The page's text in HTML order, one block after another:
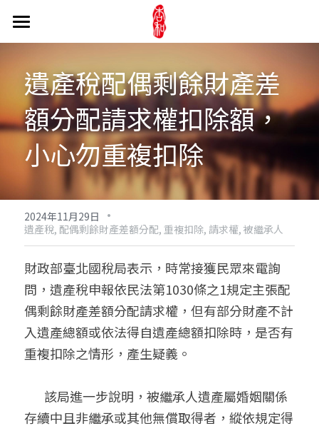
關於事務所
陳文炯會計師
事務所介紹
媒體與文章
我們的實績
交通超方便
杏和吃喝玩樂
訊息公告
最新消息
產學合作
新書介紹
網路相簿
醫療法人
醫療財團法人
醫療社團法人
醫療機構
長照法人
長照相關新聞
產業趨勢
長照相關法條
家族財產信託
公益信託
股權信託
不動產信託
家族財產信託
信託與遺贈稅
公益活動
財團法人看見.齊柏林基金會
臺灣腸癌病友協會
專業服務
公司法
證券交易法
新公司設立
新創公司
線上諮詢
聯絡資訊
加入我們
搜索
加LINE諮詢
遺產稅配偶剩餘財產差
額分配請求權扣除額，
小心勿重複扣除
2024年11月29日 ·
遺產稅, 配偶剩餘財產差額分配, 重複扣除, 請求權, 被繼承人
財政部臺北國稅局表示，時常接獲民眾來電詢
問，遺產稅申報依民法第1030條之1規定主張配
偶剩餘財產差額分配請求權，但有部分財產不計
入遺產總額或依法得自遺產總額扣除時，是否有
重複扣除之情形，產生疑義。
存續中且非繼承或其他無償取得者，縱依規定得